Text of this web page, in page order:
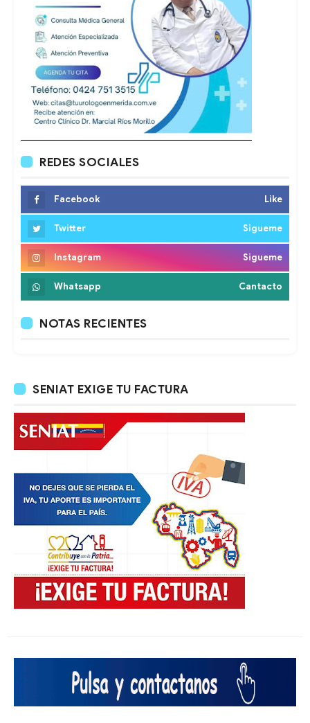
REDES SOCIALES
Facebook Like
Twitter Sigueme
Instagram Sigueme
Whatsapp Cantacto
NOTAS RECIENTES
SENIAT EXIGE TU FACTURA